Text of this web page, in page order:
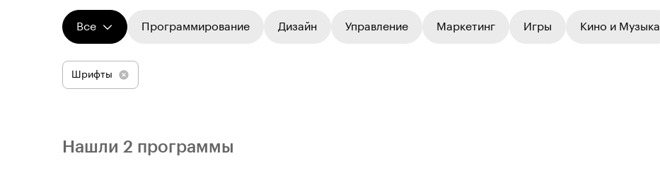
Все Программирование Дизайн Управление Маркетинг Игры Кино и Музыка
Шрифты
Нашли 2 программы